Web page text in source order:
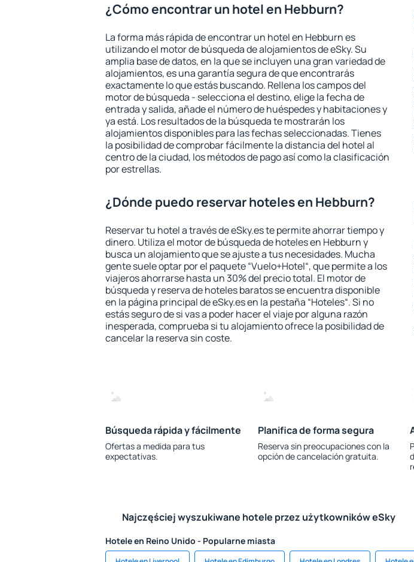
¿Cómo encontrar un hotel en Hebburn?
La forma más rápida de encontrar un hotel en Hebburn es
utilizando el motor de búsqueda de alojamientos de eSky. Su
amplia base de datos, en la que se incluyen una gran variedad de
alojamientos, es una garantía segura de que encontrarás
exactamente lo que estás buscando. Rellena los campos del
motor de búsqueda - selecciona el destino, elige la fecha de
entrada y salida, añade el número de huéspedes y habitaciones y
ya está. Los resultados de la búsqueda te mostrarán los
alojamientos disponibles para las fechas seleccionadas. Tienes
la posibilidad de comprobar fácilmente la distancia del hotel al
centro de la ciudad, los métodos de pago así como la clasificación
por estrellas.
¿Dónde puedo reservar hoteles en Hebburn?
Reservar tu hotel a través de eSky.es te permite ahorrar tiempo y
dinero. Utiliza el motor de búsqueda de hoteles en Hebburn y
busca un alojamiento que se ajuste a tus necesidades. Mucha
gente suele optar por el paquete “Vuelo+Hotel“, que permite a los
viajeros ahorrarse hasta un 30% del precio total. El motor de
búsqueda y reserva de hoteles baratos se encuentra disponible
en la página principal de eSky.es en la pestaña “Hoteles“. Si no
estás seguro de si vas a poder hacer el viaje por alguna razón
inesperada, comprueba si tu alojamiento ofrece la posibilidad de
cancelar la reserva sin coste.
Búsqueda rápida y fácilmente
Ofertas a medida para tus
expectativas.
Planifica de forma segura
Reserva sin preocupaciones con la
opción de cancelación gratuita.
Najczęściej wyszukiwane hotele przez użytkowników eSky
Hotele en Reino Unido - Popularne miasta